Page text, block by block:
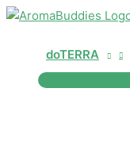
Zum
springendoTERRA